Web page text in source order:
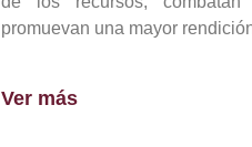
promuevan una mayor
Ver más